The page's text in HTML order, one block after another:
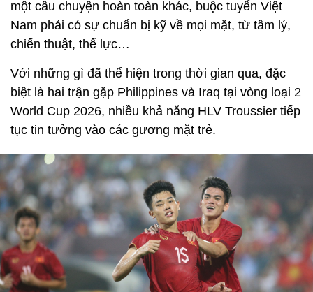
một câu chuyện hoàn toàn khác, buộc tuyển Việt
Nam phải có sự chuẩn bị kỹ về mọi mặt, từ tâm lý,
chiến thuật, thể lực…
Với những gì đã thể hiện trong thời gian qua, đặc
biệt là hai trận gặp Philippines và Iraq tại vòng loại 2
World Cup 2026, nhiều khả năng HLV Troussier tiếp
tục tin tưởng vào các gương mặt trẻ.